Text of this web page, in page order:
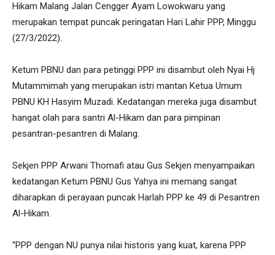
Hikam Malang Jalan Cengger Ayam Lowokwaru yang
merupakan tempat puncak peringatan Hari Lahir PPP, Minggu
(27/3/2022).
Ketum PBNU dan para petinggi PPP ini disambut oleh Nyai Hj
Mutammimah yang merupakan istri mantan Ketua Umum
PBNU KH Hasyim Muzadi. Kedatangan mereka juga disambut
hangat olah para santri Al-Hikam dan para pimpinan
pesantran-pesantren di Malang.
Sekjen PPP Arwani Thomafi atau Gus Sekjen menyampaikan
kedatangan Ketum PBNU Gus Yahya ini memang sangat
diharapkan di perayaan puncak Harlah PPP ke 49 di Pesantren
Al-Hikam.
“PPP dengan NU punya nilai historis yang kuat, karena PPP